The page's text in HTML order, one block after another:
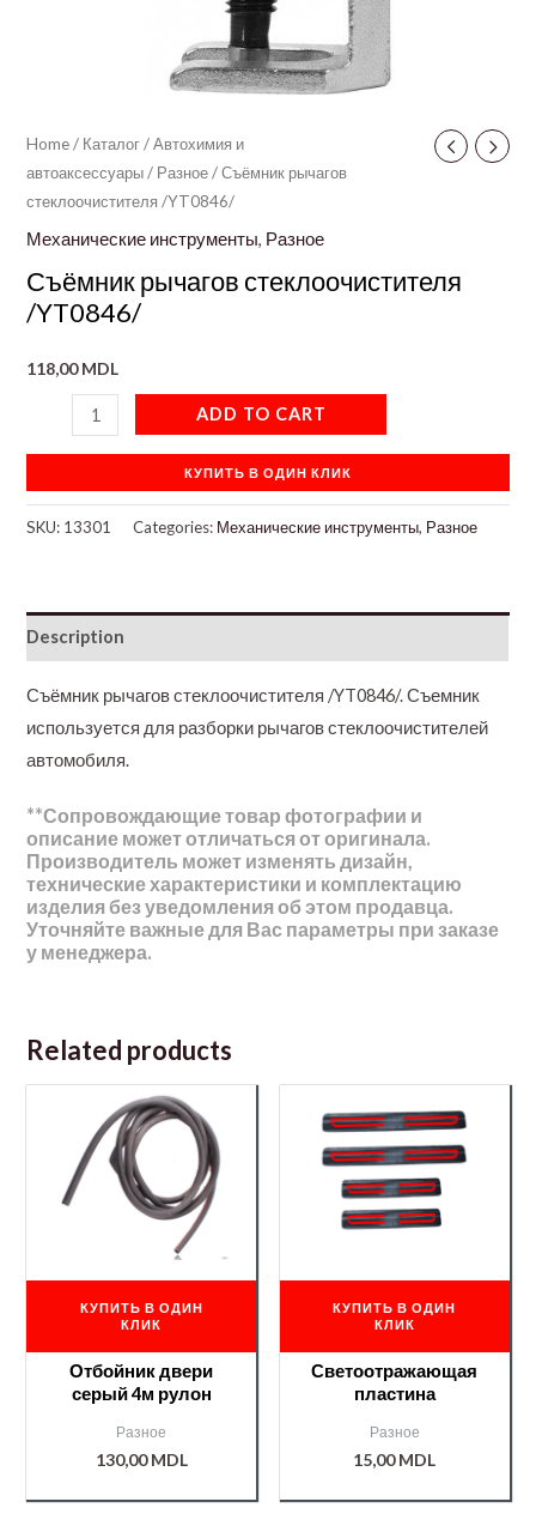
Home/ Каталог/Автохимия и
автоаксессуары/ Разное/ Съёмник рычагов
стеклоочистителя /YT0846/
Механические инструменты, Разное
Съёмник рычагов стеклоочистителя
/YT0846/
118,00MDL
ADD TO CART
КУПИТЬ В ОДИН КЛИК
SKU: 13301 Categories: Механические инструменты, Разное
Description
Съёмник рычагов стеклоочистителя /YT0846/. Съемник
используется для разборки рычагов стеклоочистителей
автомобиля.
**Сопровождающие товар фотографии и
описание может отличаться от оригинала.
Производитель может изменять дизайн,
технические характеристики и комплектацию
изделия без уведомления об этом продавца.
Уточняйте важные для Вас параметры при заказе
у менеджера.
Related products
КУПИТЬ В ОДИН
КЛИК
Отбойник двери
серый 4м рулон
Разное
130,00MDL
КУПИТЬ В ОДИН
КЛИК
Светоотражающая
пластина
Разное
15,00MDL